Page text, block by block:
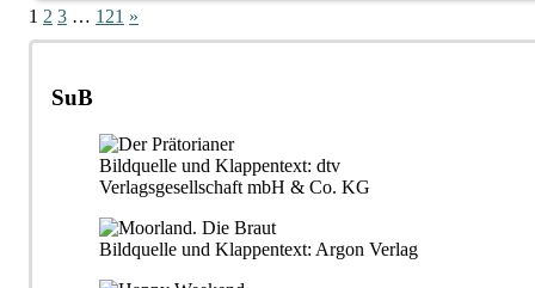
Seitennummerierung
der
Beiträge
1 2 3 … 121 Nächste
Beiträge
»
SuB
Bildquelle und Klappentext: dtv
Verlagsgesellschaft mbH & Co. KG
Bildquelle und Klappentext: Argon Verlag